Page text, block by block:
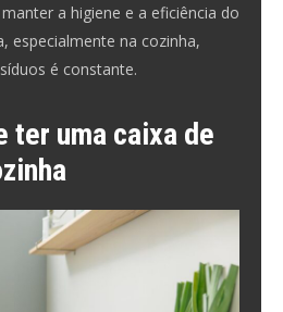
a higiene e a eficiência do
especialmente na cozinha,
é constante.
ter uma caixa de